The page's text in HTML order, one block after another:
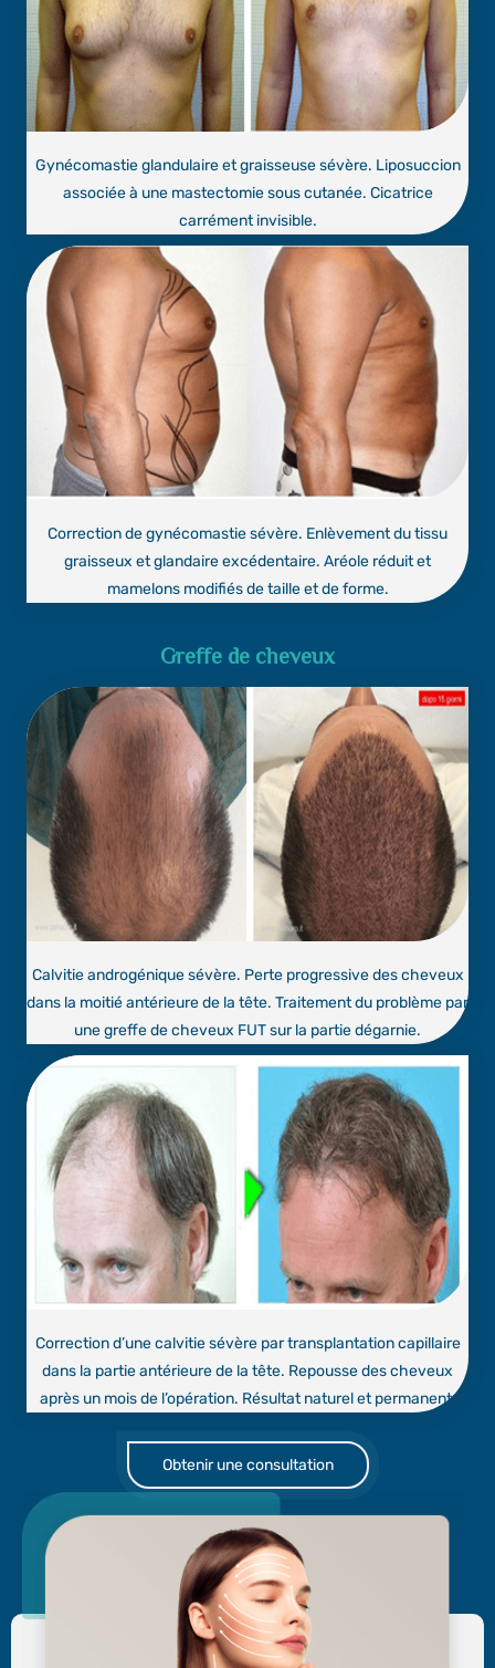
Gynécomastie glandulaire et graisseuse sévère. Liposuccion
associée à une mastectomie sous cutanée. Cicatrice
carrément invisible.
Correction de gynécomastie sévère. Enlèvement du tissu
graisseux et glandaire excédentaire. Aréole réduit et
mamelons modifiés de taille et de forme.
Greffe de cheveux
Calvitie androgénique sévère. Perte progressive des cheveux
dans la moitié antérieure de la tête. Traitement du problème par
une greffe de cheveux FUT sur la partie dégarnie.
Correction d’une calvitie sévère par transplantation capillaire
dans la partie antérieure de la tête. Repousse des cheveux
après un mois de l’opération. Résultat naturel et permanent.
Obtenir une consultation